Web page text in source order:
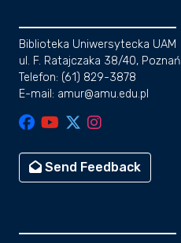
Biblioteka Uniwersytecka UAM
ul. F. Ratajczaka 38/40, Poznań
Telefon: (61) 829-3878
E-mail: amur@amu.edu.pl
Send Feedback